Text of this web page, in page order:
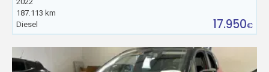
187.113 km
Diesel
17.950€